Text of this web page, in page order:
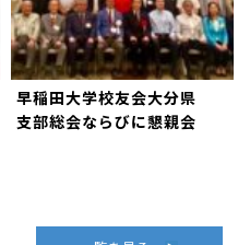
早稲田大学校友会大分県
支部総会ならびに懇親会